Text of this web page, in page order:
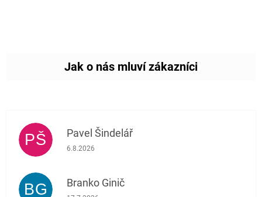
PŠ Pavel Šindelář
Hodnocení obchodu je 5 z 5 hvězdiček.
6.8.2026
BG Branko Ginič